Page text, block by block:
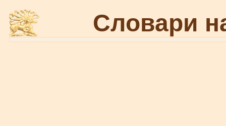
Словари